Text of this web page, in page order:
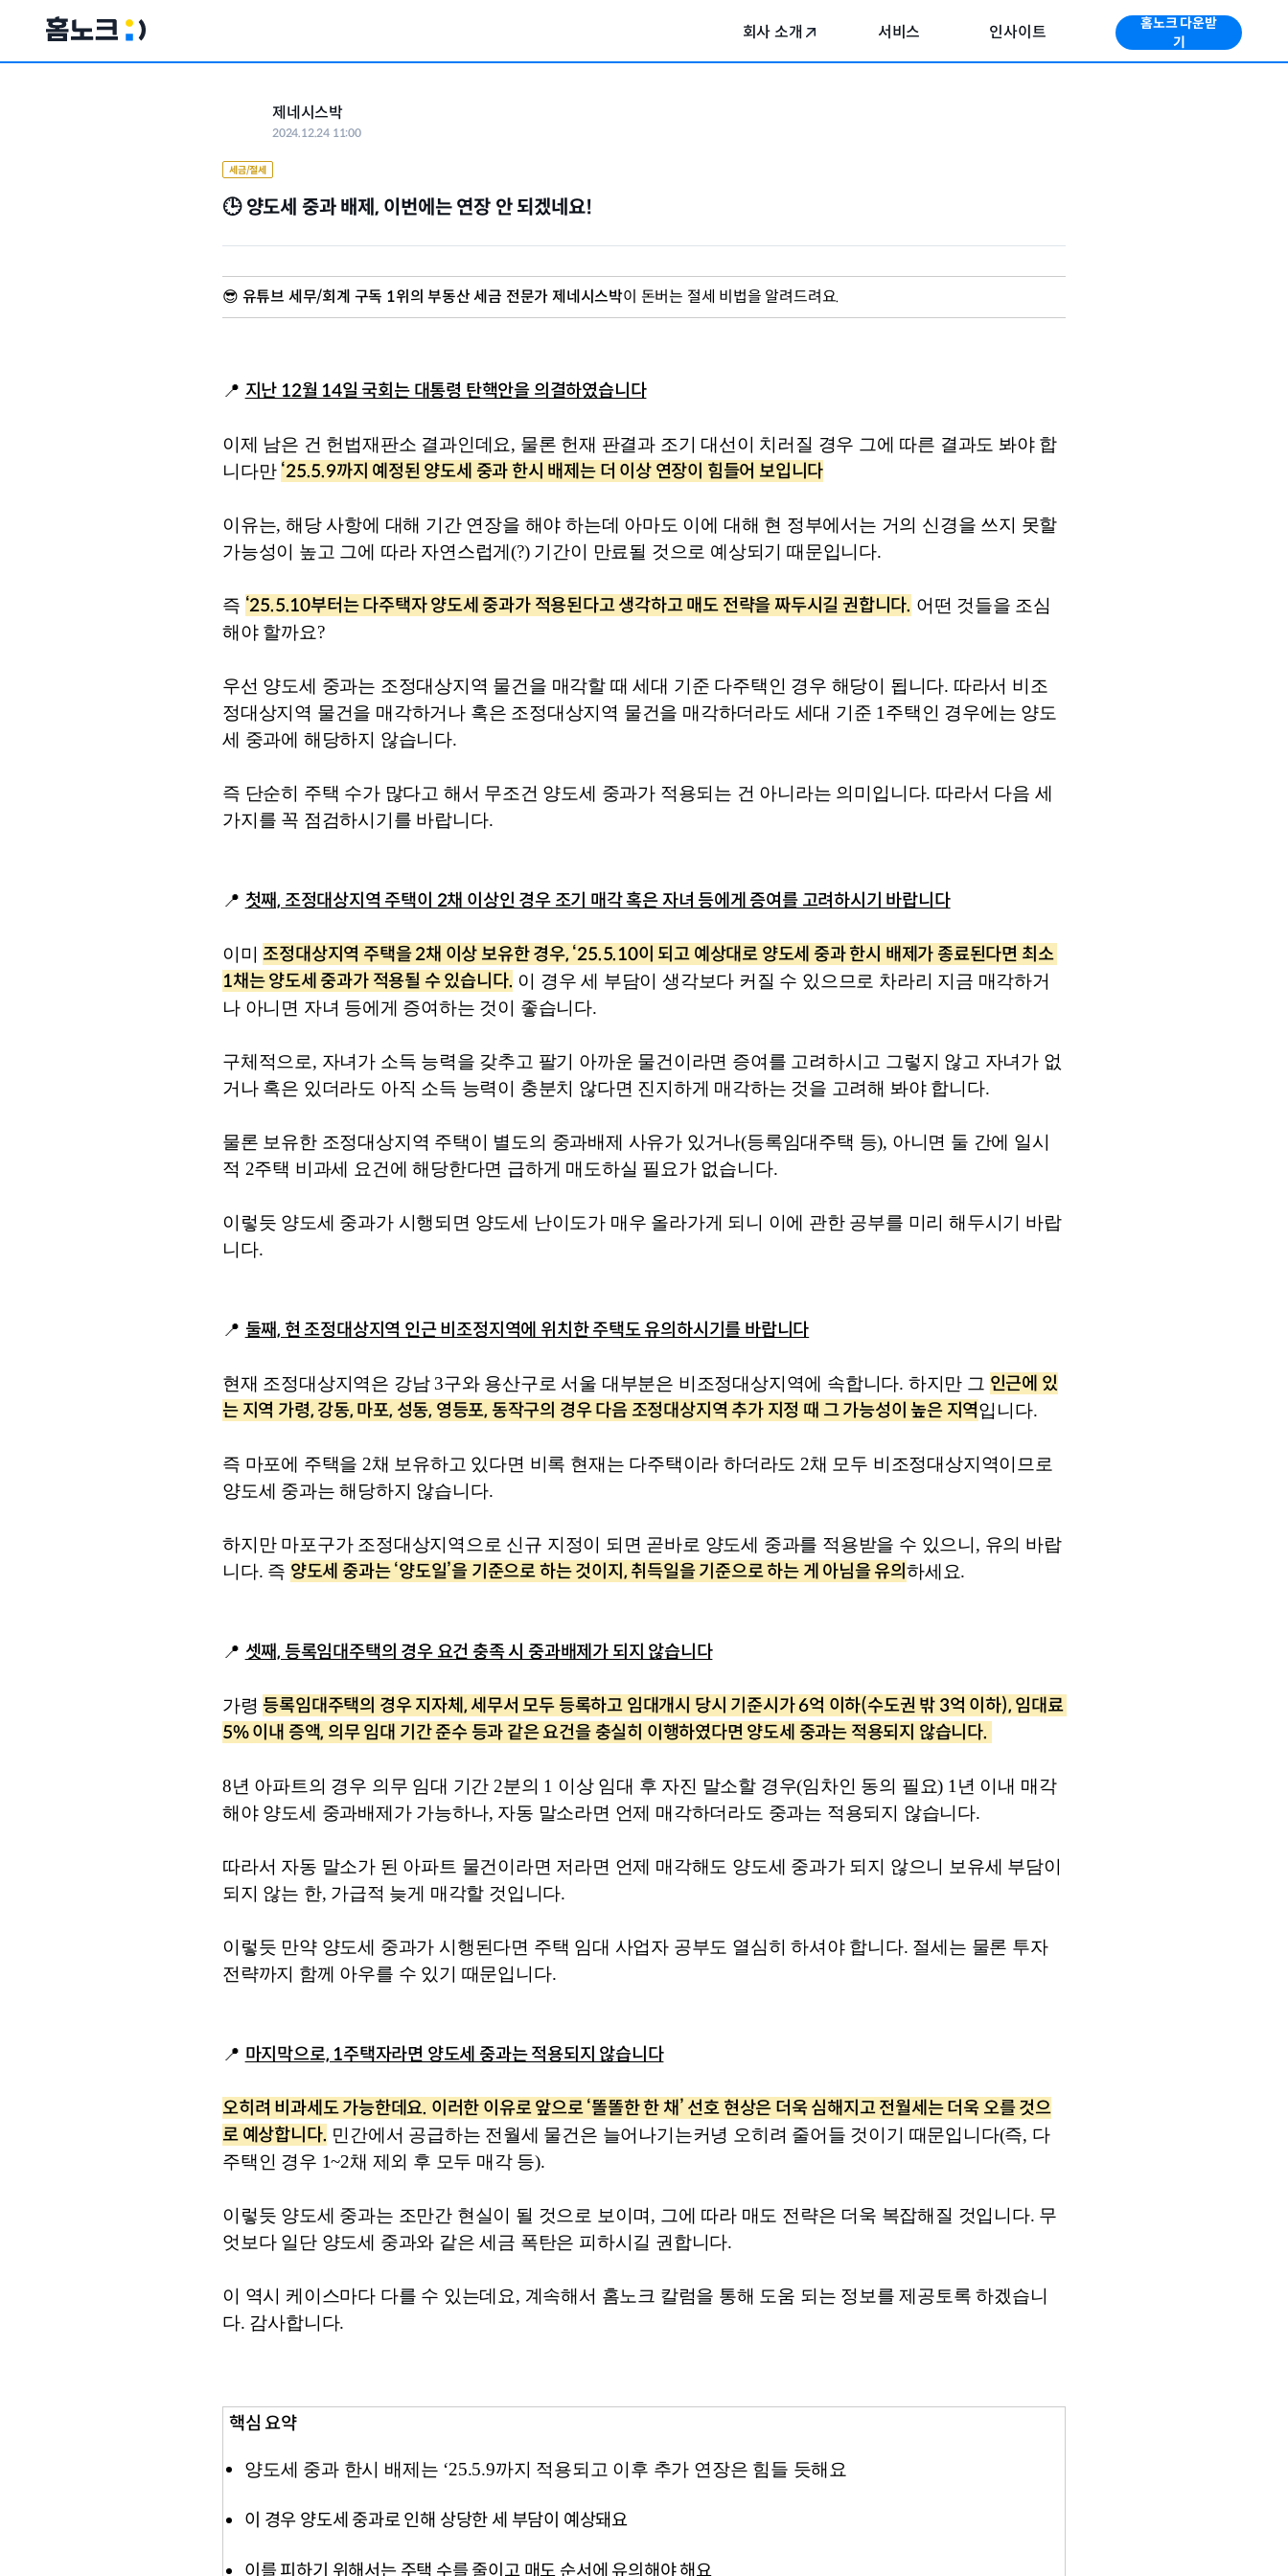
회사 소개 서비스 인사이트
홈노크 다운받
기
제네시스박
2024.12.24 11:00
세금/절세
🕒 양도세 중과 배제, 이번에는 연장 안 되겠네요!
😎 유튜브 세무/회계 구독 1위의 부동산 세금 전문가 제네시스박이 돈버는 절세 비법을 알려드려요.
📍 지난 12월 14일 국회는 대통령 탄핵안을 의결하였습니다
이제 남은 건 헌법재판소 결과인데요, 물론 헌재 판결과 조기 대선이 치러질 경우 그에 따른 결과도 봐야 합
니다만 ‘25.5.9까지 예정된 양도세 중과 한시 배제는 더 이상 연장이 힘들어 보입니다
이유는, 해당 사항에 대해 기간 연장을 해야 하는데 아마도 이에 대해 현 정부에서는 거의 신경을 쓰지 못할
가능성이 높고 그에 따라 자연스럽게(?) 기간이 만료될 것으로 예상되기 때문입니다.
즉 ‘25.5.10부터는 다주택자 양도세 중과가 적용된다고 생각하고 매도 전략을 짜두시길 권합니다. 어떤 것들을 조심
해야 할까요?
우선 양도세 중과는 조정대상지역 물건을 매각할 때 세대 기준 다주택인 경우 해당이 됩니다. 따라서 비조
정대상지역 물건을 매각하거나 혹은 조정대상지역 물건을 매각하더라도 세대 기준 1주택인 경우에는 양도
세 중과에 해당하지 않습니다.
즉 단순히 주택 수가 많다고 해서 무조건 양도세 중과가 적용되는 건 아니라는 의미입니다. 따라서 다음 세
가지를 꼭 점검하시기 를 바랍니다.
📍 첫째, 조정대상지역 주택이 2채 이상인 경우 조기 매각 혹은 자녀 등에게 증여를 고려하시기 바랍니다
이미 조정대상지역 주택을 2채 이상 보유한 경우, ‘25.5.10이 되고 예상대로 양도세 중과 한시 배제가 종료된다면 최소
1채는 양도세 중과가 적용될 수 있습니다. 이 경우 세 부담이 생각보다 커질 수 있으므로 차라리 지금 매각하거
나 아니면 자녀 등에게 증여하는 것이 좋습니다.
구체적으로, 자녀가 소득 능력을 갖추고 팔기 아까운 물건이라면 증여를 고려하시고 그렇지 않고 자녀가 없
거나 혹은 있더라도 아직 소득 능력이 충분치 않다면 진지하게 매각하는 것을 고려해 봐야 합니다.
물론 보유한 조정대상지역 주택이 별도의 중과배제 사유가 있거나(등록임대주택 등), 아니면 둘 간에 일시
적 2주택 비과세 요건에 해당한다면 급하게 매도하실 필요가 없습니다.
이렇듯 양도세 중과가 시행되면 양도세 난이도가 매우 올라가게 되니 이에 관한 공부를 미리 해두시기 바랍
니다.
📍 둘째, 현 조정대상지역 인근 비조정지역에 위치한 주택도 유의하시기를 바랍니다
현재 조정대상지역은 강남 3구와 용산구로 서울 대부분은 비조정대상지역에 속합니다. 하지만 그 인근에 있
는 지역 가령, 강동, 마포, 성동, 영등포, 동작구의 경우 다음 조정대상지역 추가 지정 때 그 가능성이 높은 지역입니다.
즉 마포에 주택을 2채 보유하고 있다면 비록 현재는 다주택이라 하더라도 2채 모두 비조정대상지역이므로
양도세 중과는 해당하지 않습니다.
하지만 마포구가 조정대상지역으로 신규 지정이 되면 곧바로 양도세 중과를 적용받을 수 있으니, 유의 바랍
니다. 즉 양도세 중과는 ‘양도일’을 기준으로 하는 것이지, 취득일을 기준으로 하는 게 아님을 유의하세요.
📍 셋째, 등록임대주택의 경우 요건 충족 시 중과배제가 되지 않습니다
가령 등록임대주택의 경우 지자체, 세무서 모두 등록하고 임대개시 당시 기준시가 6억 이하(수도권 밖 3억 이하), 임대료
5% 이내 증액, 의무 임대 기간 준수 등과 같은 요건을 충실히 이행하였다면 양도세 중과는 적용되지 않습니다.
8년 아파트의 경우 의무 임대 기간 2분의 1 이상 임대 후 자진 말소할 경우(임차인 동의 필요) 1년 이내 매각
해야 양도세 중과배제가 가능하나, 자동 말소라면 언제 매각하더라도 중과는 적용되지 않습니다.
따라서 자동 말소가 된 아파트 물건이라면 저라면 언제 매각해도 양도세 중과가 되지 않으니 보유세 부담이
되지 않는 한, 가급적 늦게 매각할 것입니다.
이렇듯 만약 양도세 중과가 시행된다면 주택 임대 사업자 공부도 열심히 하셔야 합니다. 절세는 물론 투자
전략까지 함께 아우를 수 있기 때문입니다.
📍 마지막으로, 1주택자라면 양도세 중과는 적용되지 않습니다
오히려 비과세도 가능한데요. 이러한 이유로 앞으로 ‘똘똘한 한 채’ 선호 현상은 더욱 심해지고 전월세는 더욱 오를 것으
로 예상합니다. 민간에서 공급하는 전월세 물건은 늘어나기는커녕 오히려 줄어들 것이기 때문입니다(즉, 다
주택인 경우 1~2채 제외 후 모두 매각 등).
이렇듯 양도세 중과는 조만간 현실이 될 것으로 보이며, 그에 따라 매도 전략은 더욱 복잡해질 것입니다. 무
엇보다 일단 양도세 중과와 같은 세금 폭탄은 피하시길 권합니다.
이 역시 케이스마다 다를 수 있는데요, 계속해서 홈노크 칼럼을 통해 도움 되는 정보를 제공토록 하겠습니
다. 감사합니다.
핵심 요약
양도세 중과 한시 배제는 ‘25.5.9까지 적용되고 이후 추가 연장은 힘들 듯해요
이 경우 양도세 중과로 인해 상당한 세 부담이 예상돼요
이를 피하기 위해서는 주택 수를 줄이고 매도 순서에 유의해야 해요